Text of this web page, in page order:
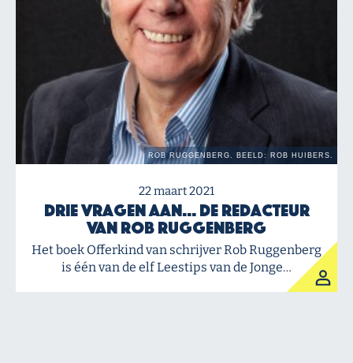
22 maart 2021
Drie vragen aan… de redacteur
van Rob Ruggenberg
Het boek Offerkind van schrijver Rob Ruggenberg
is één van de elf Leestips van de Jonge…